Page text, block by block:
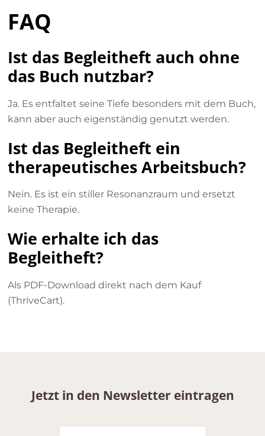
FAQ
Ist das Begleitheft auch ohne
das Buch nutzbar?
Ja. Es entfaltet seine Tiefe besonders mit dem Buch,
kann aber auch eigenständig genutzt werden.
Ist das Begleitheft ein
therapeutisches Arbeitsbuch?
Nein. Es ist ein stiller Resonanzraum und ersetzt
keine Therapie.
Wie erhalte ich das
Begleitheft?
Als PDF-Download direkt nach dem Kauf
(ThriveCart).
Jetzt in den Newsletter eintragen